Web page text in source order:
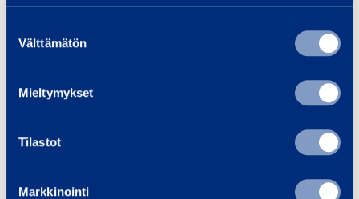
valinta
Välttämätön
Mieltymykset
Tilastot
Markkinointi